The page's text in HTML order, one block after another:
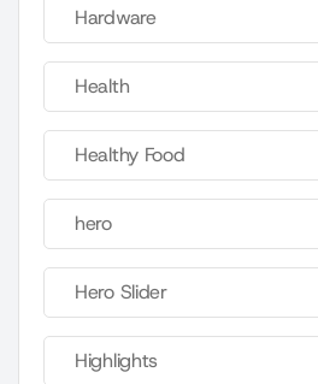
Hardware
Health
Healthy Food
hero
Hero Slider
Highlights